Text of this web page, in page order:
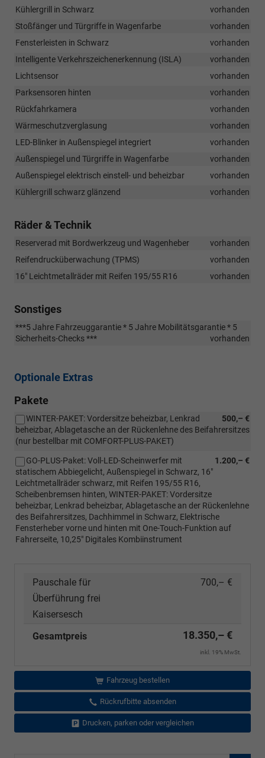
Kühlergrill in Schwarz
vorhanden
Stoßfänger und Türgriffe in Wagenfarbe
vorhanden
Fensterleisten in Schwarz
vorhanden
Intelligente Verkehrszeichenerkennung (ISLA)
vorhanden
Lichtsensor
vorhanden
Parksensoren hinten
vorhanden
Rückfahrkamera
vorhanden
Wärmeschutzverglasung
vorhanden
LED-Blinker in Außenspiegel integriert
vorhanden
Außenspiegel und Türgriffe in Wagenfarbe
vorhanden
Außenspiegel elektrisch einstell- und beheizbar
vorhanden
Kühlergrill schwarz glänzend
vorhanden
Räder & Technik
Reserverad mit Bordwerkzeug und Wagenheber
vorhanden
Reifendrucküberwachung (TPMS)
vorhanden
16" Leichtmetallräder mit Reifen 195/55 R16
vorhanden
Sonstiges
***5 Jahre Fahrzeuggarantie * 5 Jahre Mobilitätsgarantie * 5
Sicherheits-Checks ***
vorhanden
Optionale Extras
Pakete
500,– €
WINTER-PAKET: Vordersitze beheizbar, Lenkrad
beheizbar, Ablagetasche an der Rückenlehne des Beifahrersitzes
(nur bestellbar mit COMFORT-PLUS-PAKET)
1.200,– €
GO-PLUS-Paket: Voll-LED-Scheinwerfer mit
statischem Abbiegelicht, Außenspiegel in Schwarz, 16"
Leichtmetallräder schwarz, mit Reifen 195/55 R16,
Scheibenbremsen hinten, WINTER-PAKET: Vordersitze
beheizbar, Lenkrad beheizbar, Ablagetasche an der Rückenlehne
des Beifahrersitzes, Dachhimmel in Schwarz, Elektrische
Fensterheber vorne und hinten mit One-Touch-Funktion auf
Fahrerseite, 10,25" Digitales Kombiinstrument
Pauschale für
Überführung frei
Kaisersesch
700,– €
Gesamtpreis 18.350,– €
inkl. 19% MwSt.
Fahrzeug bestellen
Rückrufbitte absenden
Drucken, parken oder vergleichen